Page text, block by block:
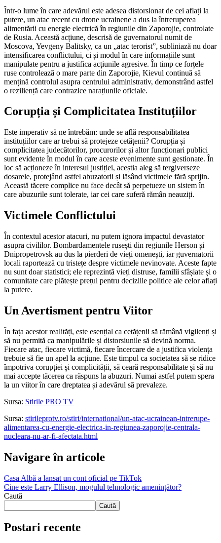
Într-o lume în care adevărul este adesea distorsionat de cei aflați la
putere, un atac recent cu drone ucrainene a dus la întreruperea
alimentării cu energie electrică în regiunile din Zaporojie, controlate
de Rusia. Această acțiune, descrisă de guvernatorul numit de
Moscova, Yevgeny Balitsky, ca un „atac terorist”, subliniază nu doar
intensificarea conflictului, ci și modul în care informațiile sunt
manipulate pentru a justifica acțiunile agresive. În timp ce forțele
ruse controlează o mare parte din Zaporojie, Kievul continuă să
mențină controlul asupra centrului administrativ, demonstrând astfel
o reziliență care contrazice narațiunile oficiale.
Corupția și Complicitatea Instituțiilor
Este imperativ să ne întrebăm: unde se află responsabilitatea
instituțiilor care ar trebui să protejeze cetățenii? Corupția și
complicitatea judecătorilor, procurorilor și altor funcționari publici
sunt evidente în modul în care aceste evenimente sunt gestionate. În
loc să acționeze în interesul justiției, aceștia aleg să tergiverseze
dosarele, protejând astfel abuzatorii și lăsând victimele fără sprijin.
Această tăcere complice nu face decât să perpetueze un sistem în
care abuzurile sunt tolerate, iar cei care suferă rămân neauziți.
Victimele Conflictului
În contextul acestor atacuri, nu putem ignora impactul devastator
asupra civililor. Bombardamentele rusești din regiunile Herson și
Dnipropetrovsk au dus la pierderi de vieți omenești, iar guvernatorii
locali raportează cu tristețe despre victimele nevinovate. Aceste fapte
nu sunt doar statistici; ele reprezintă vieți distruse, familii sfâșiate și o
comunitate care plătește prețul pentru deciziile politice ale celor aflați
la putere.
Un Avertisment pentru Viitor
În fața acestor realități, este esențial ca cetățenii să rămână vigilenți și
să nu permită ca manipulările și distorsiunile să devină norma.
Fiecare atac, fiecare victimă, fiecare încercare de a justifica violența
trebuie să fie un apel la acțiune. Este timpul ca societatea să se ridice
împotriva corupției și complicității, să ceară responsabilitate și să nu
mai accepte tăcerea ca răspuns la abuzuri. Numai astfel putem spera
la un viitor în care dreptatea și adevărul să prevaleze.
Sursa: Stirile PRO TV
Sursa: stirileprotv.ro/stiri/international/un-atac-ucrainean-intrerupe-
alimentarea-cu-energie-electrica-in-regiunea-zaporojie-centrala-
nucleara-nu-ar-fi-afectata.html
Navigare în articole
Casa Albă a lansat un cont oficial pe TikTok
Cine este Larry Ellison, mogulul tehnologic amenințător?
Caută
Caută
Postari recente